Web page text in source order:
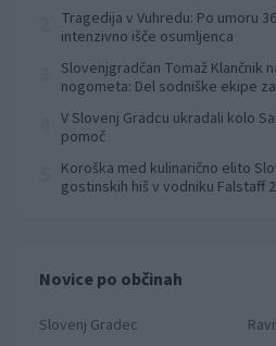
Tragedija v Vuhredu: Po umoru
intenzivno išče osumljenca
Slovenjgradčan Tomaž Klančnik
nogometa: Del sodniške ekipe
V Slovenj Gradcu ukradali kolo
pomoč
Koroška med kulinarično elito
gostinskih hiš v vodniku Falstaff
Novice po občinah
Slovenj Gradec